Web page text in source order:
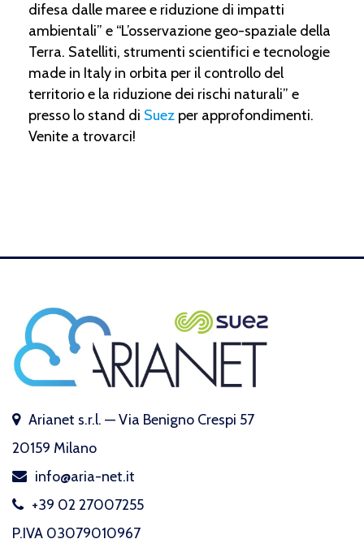
difesa dalle maree e riduzione di impatti
ambientali” e “L’osservazione geo-spaziale della
Terra. Satelliti, strumenti scientifici e tecnologie
made in Italy in orbita per il controllo del
territorio e la riduzione dei rischi naturali” e
presso lo stand di Suez per approfondimenti.
Venite a trovarci!
Arianet s.r.l. — Via Benigno Crespi 57
20159 Milano
info@aria-net.it
+39 02 27007255
P.IVA 03079010967